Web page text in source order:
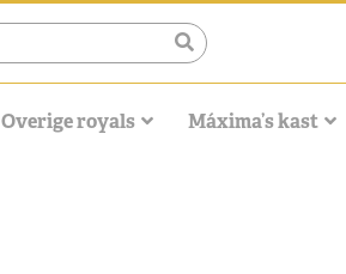
Overige royals Máxima’s kast